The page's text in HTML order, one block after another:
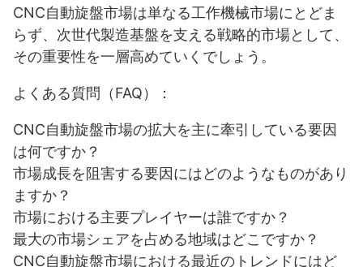
CNC自動旋盤市場は単なる工作機械市場にとどま
らず、次世代製造基盤を支える戦略的市場として、
その重要性を一層高めていくでしょう。
よくある質問（FAQ）：
CNC自動旋盤市場の拡大を主に牽引している要因
は何ですか？
市場成長を阻害する要因にはどのようなものがあり
ますか？
市場における主要プレイヤーは誰ですか？
最大の市場シェアを占める地域はどこですか？
CNC自動旋盤市場における最近のトレンドにはど